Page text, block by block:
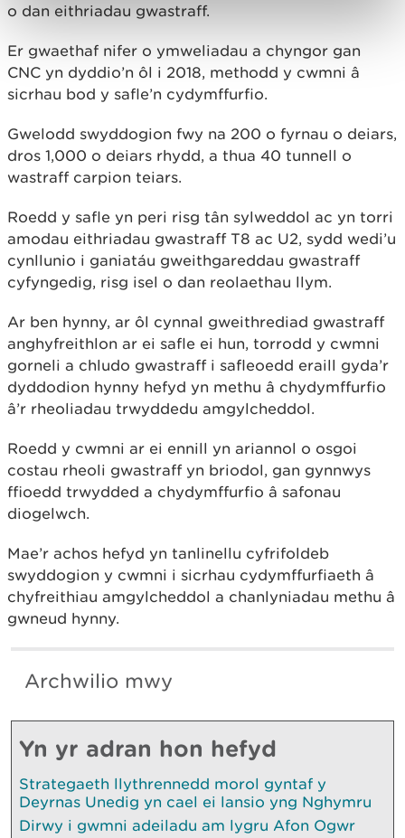
o dan eithriadau gwastraff.
Er gwaethaf nifer o ymweliadau a chyngor gan
CNC yn dyddio’n ôl i 2018, methodd y cwmni â
sicrhau bod y safle’n cydymffurfio.
Gwelodd swyddogion fwy na 200 o fyrnau o deiars,
dros 1,000 o deiars rhydd, a thua 40 tunnell o
wastraff carpion teiars.
Roedd y safle yn peri risg tân sylweddol ac yn torri
amodau eithriadau gwastraff T8 ac U2, sydd wedi’u
cynllunio i ganiatáu gweithgareddau gwastraff
cyfyngedig, risg isel o dan reolaethau llym.
Ar ben hynny, ar ôl cynnal gweithrediad gwastraff
anghyfreithlon ar ei safle ei hun, torrodd y cwmni
gorneli a chludo gwastraff i safleoedd eraill gyda’r
dyddodion hynny hefyd yn methu â chydymffurfio
â’r rheoliadau trwyddedu amgylcheddol.
Roedd y cwmni ar ei ennill yn ariannol o osgoi
costau rheoli gwastraff yn briodol, gan gynnwys
ffioedd trwydded a chydymffurfio â safonau
diogelwch.
Mae’r achos hefyd yn tanlinellu cyfrifoldeb
swyddogion y cwmni i sicrhau cydymffurfiaeth â
chyfreithiau amgylcheddol a chanlyniadau methu â
gwneud hynny.
Archwilio mwy
Yn yr adran hon hefyd
Strategaeth llythrennedd morol gyntaf y
Deyrnas Unedig yn cael ei lansio yng Nghymru
Dirwy i gwmni adeiladu am lygru Afon Ogwr